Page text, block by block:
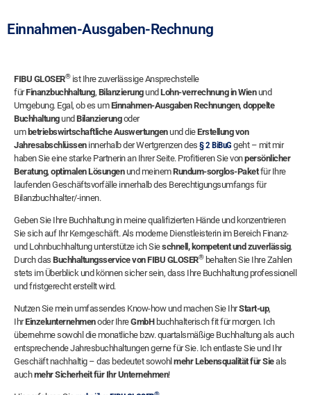
Einnahmen-Ausgaben-Rechnung
FIBU GLOSER®ist Ihre zuverlässige Ansprechstelle
fürFinanzbuchhaltung, Bilanzierungund Lohn-verrechnung in Wienund
Umgebung. Egal, ob es umEinnahmen-Ausgaben Rechnungen, doppelte
Buchhaltungund Bilanzierungoder
um betriebswirtschaftliche Auswertungenund dieErstellung von
Jahresabschlüsseninnerhalb der Wertgrenzen des § 2 BiBuG geht – mit mir
haben Sie eine starke Partnerin an Ihrer Seite. Profitieren Sie vonpersönlicher
Beratung, optimalen Lösungenund meinemRundum-sorglos-Paketfür Ihre
laufenden Geschäftsvorfälle innerhalb des Berechtigungsumfangs für
Bilanzbuchhalter/-innen.
Geben Sie Ihre Buchhaltung in meine qualifizierten Hände und konzentrieren
Sie sich auf Ihr Kerngeschäft. Als moderne Dienstleisterin im Bereich Finanz-
und Lohnbuchhaltung unterstütze ich Sieschnell, kompetent und zuverlässig.
Durch das Buchhaltungsservice von FIBU GLOSER®behalten Sie Ihre Zahlen
stets im Überblick und können sicher sein, dass Ihre Buchhaltung professionell
und fristgerecht erstellt wird.
Nutzen Sie mein umfassendes Know-how und machen Sie IhrStart-up,
IhrEinzelunternehmenoder IhreGmbHbuchhalterisch fit für morgen. Ich
übernehme sowohl die monatliche bzw. quartalsmäßige Buchhaltung als auch
entsprechende Jahresbuchhaltungen gerne für Sie. Ich entlaste Sie und Ihr
Geschäft nachhaltig – das bedeutet sowohl mehr Lebensqualität für Sieals
auchmehr Sicherheit für Ihr Unternehmen!